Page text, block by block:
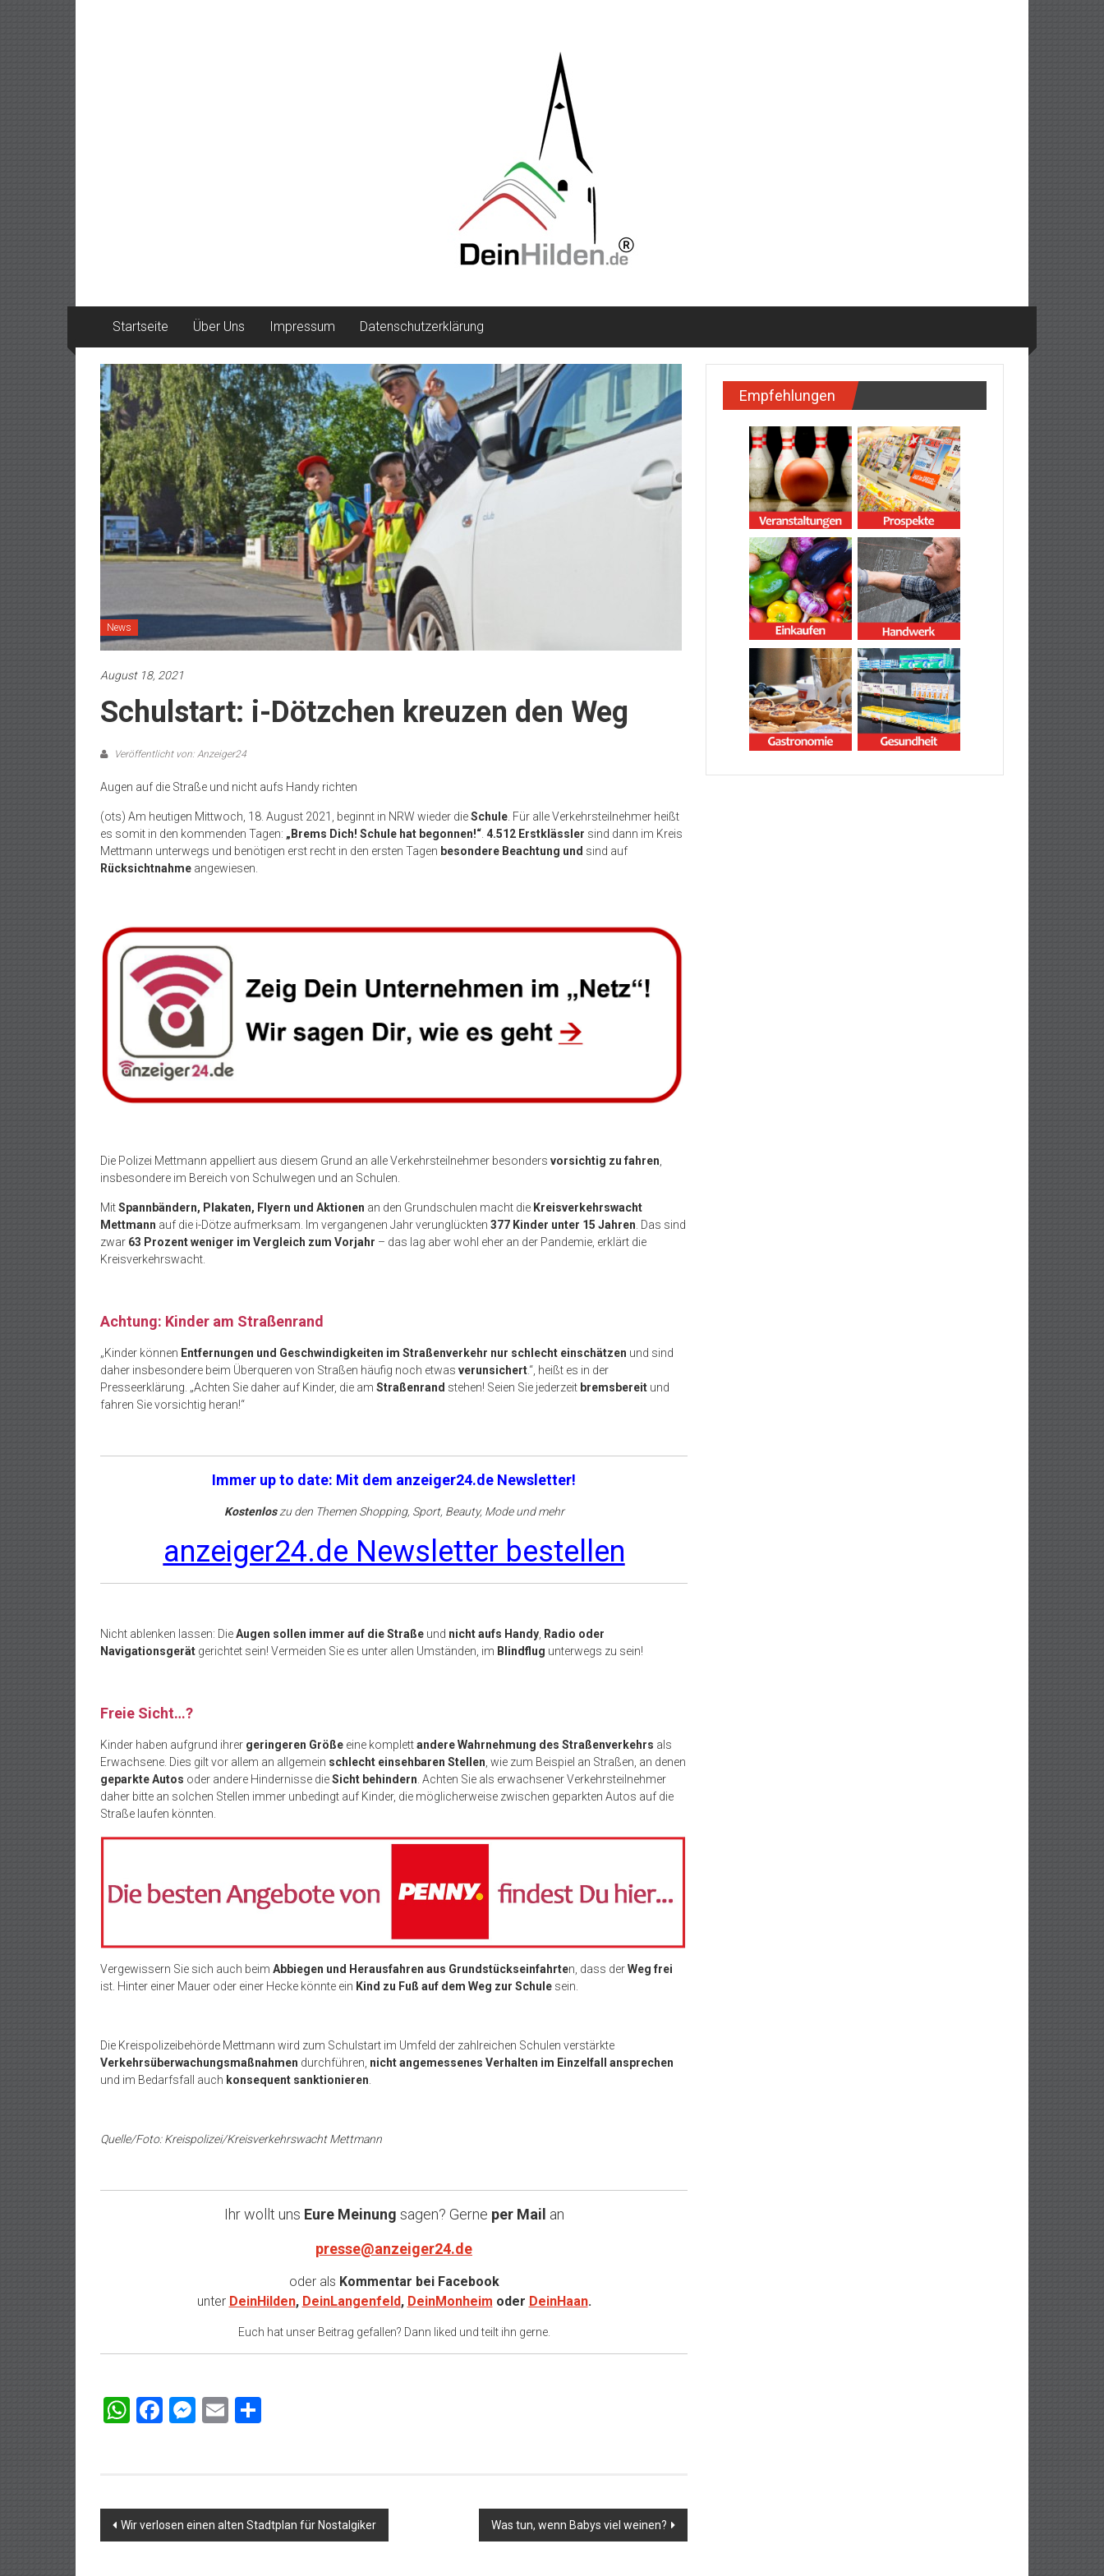
Startseite Über Uns Impressum Datenschutzerklärung
News
August 18, 2021
Schulstart: i-Dötzchen kreuzen den Weg
Veröffentlicht von: Anzeiger24
Augen auf die Straße und nicht aufs Handy richten
(ots) Am heutigen Mittwoch, 18. August 2021, beginnt in NRW wieder dieSchule . Für alle Verkehrsteilnehmer heißt
es somit in den kommenden Tagen: „Brems Dich! Schule hat begonnen!“ 4.512 Erstklässler sind dann im Kreis
Mettmann unterwegs und benötigen erst recht in den ersten Tagen besondere Beachtung und sind auf
Rücksichtnahme angewiesen.
Die Polizei Mettmann appelliert aus diesem Grund an alle Verkehrsteilnehmer besonders vorsichtig zu fahren
insbesondere im Bereich von Schulwegen und an Schulen.
MitSpannbändern, Plakaten, Flyern und Aktionen an den Grundschulen macht die Kreisverkehrswacht
Mettmann auf die i-Dötze aufmerksam. Im vergangenen Jahr verunglückten 377 Kinder unter 15 Jahren . Das sind
zwar 63 Prozent weniger im Vergleich zum Vorjahr – das lag aber wohl eher an der Pandemie, erklärt die
Kreisverkehrswacht.
Achtung: Kinder am Straßenrand
„Kinder können Entfernungen und Geschwindigkeiten im Straßenverkehr nur schlecht einschätzen und sind
daher insbesondere beim Überqueren von Straßen häufig noch etwas verunsichert.“, heißt es in der
Presseerklärung. „Achten Sie daher auf Kinder, die am Straßenrand stehen! Seien Sie jederzeit bremsbereit und
fahren Sie vorsichtig heran!“
Immer up to date: Mit dem anzeiger24.de Newsletter!
Kostenloszu den Themen Shopping, Sport, Beauty, Mode und mehr
anzeiger24.de Newsletter bestellen
Nicht ablenken lassen: DieAugen sollen immer auf die Straße und nicht aufs Handy Radio oder
Navigationsgerät gerichtet sein! Vermeiden Sie es unter allen Umständen, im Blindflug unterwegs zu sein!
Freie Sicht…?
Kinder haben aufgrund ihrer geringeren Größe eine komplettandere Wahrnehmung des Straßenverkehrs als
Erwachsene. Dies gilt vor allem an allgemein schlecht einsehbaren Stellen , wie zum Beispiel an Straßen, an denen
geparkte Autos oder andere Hindernisse dieSicht behindern . Achten Sie als erwachsener Verkehrsteilnehmer
daher bitte an solchen Stellen immer unbedingt auf Kinder, die möglicherweise zwischen geparkten Autos auf die
Straße laufen könnten.
Vergewissern Sie sich auch beim Abbiegen und Herausfahren aus Grundstückseinfahrten, dass derWeg frei
ist. Hinter einer Mauer oder einer Hecke könnte ein Kind zu Fuß auf dem Weg zur Schule sein.
Die Kreispolizeibehörde Mettmann wird zum Schulstart im Umfeld der zahlreichen Schulen verstärkte
Verkehrsüberwachungsmaßnahmen durchführen, nicht angemessenes Verhalten im Einzelfall ansprechen
und im Bedarfsfall auch konsequent sanktionieren
Quelle/Foto: Kreispolizei/Kreisverkehrswacht Mettmann
Ihr wollt uns Eure Meinung sagen? Gerne per Mail an
presse@anzeiger24.de
oder als Kommentar bei Facebook
unter DeinHilden, DeinLangenfeld, DeinMonheim oder DeinHaan.
Euch hat unser Beitrag gefallen? Dann liked und teilt ihn gerne.
WhatsApp
Facebook
Messenger
Email
Beitragsnavigation
Wir verlosen einen alten Stadtplan für Nostalgiker Was tun, wenn Babys viel weinen?
Empfehlungen